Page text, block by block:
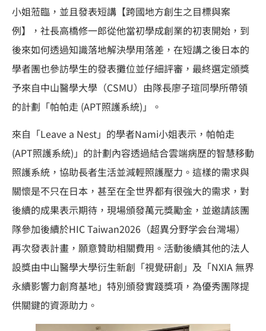
小姐蒞臨，並且發表短講【跨國地方創生之目標與案
例】，社長高橋修一郎從他當初學成創業的初衷開始，到
後來如何透過知識落地解決學用落差，在短講之後日本的
學者團也參訪學生的發表攤位並仔細評審，最終選定頒獎
予來自中山醫學大學（CSMU）由隊長廖子瑄同學所帶領
的計劃「帕帕走 (APT照護系統)」。
來自「Leave a Nest」的學者Nami小姐表示，帕帕走
(APT照護系統)」的計劃內容透過結合雲端病歷的智慧移動
照護系統，協助長者生活並減輕照護壓力。這樣的需求與
關懷是不只在日本，甚至在全世界都有很強大的需求，對
後續的成果表示期待，現場頒發萬元獎勵金，並邀請該團
隊參加後續於HIC Taiwan2026（超異分野学会台灣場）
再次發表計畫，願意贊助相關費用。活動後續其他的法人
設獎由中山醫學大學衍生新創「視覺研創」及「NXIA 無界
永續影響力創育基地」特別頒發實踐獎項，為優秀團隊提
供關鍵的資源助力。